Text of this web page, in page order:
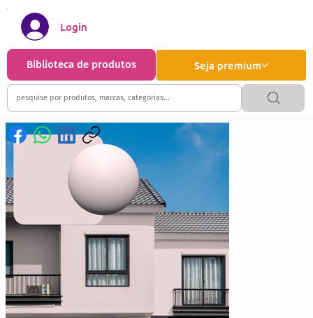
Seja premium
Biblioteca de produtos
Login